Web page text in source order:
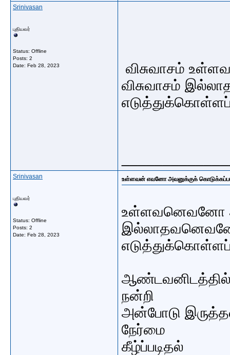
Srinivasan
புதியவர்
Status: Offline
Posts: 2
Date: Feb 28, 2023
விசுவாசம்
விசுவாசம்
Srinivasan
புதியவர்
Status: Offline
Posts: 2
Date: Feb 28, 2023
உள்ளவன் எவனோ அவனுக்குக்
உள்ளவனெவனோ
ஆண்டவனிடத்தில்
நன்றி
அன்போடு
நேர்மை
கீழ்ப்படிதல்